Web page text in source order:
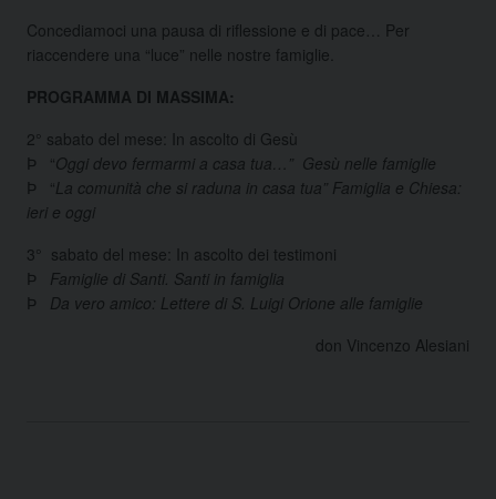
Concediamoci una pausa di riflessione e di pace… Per
riaccendere una “luce” nelle nostre famiglie.
PROGRAMMA DI MASSIMA:
2° sabato del mese: In ascolto di Gesù
Þ “Oggi devo fermarmi a casa tua…” Gesù nelle famiglie
Þ “La comunità che si raduna in casa tua” Famiglia e Chiesa:
ieri e oggi
3° sabato del mese: In ascolto dei testimoni
Þ Famiglie di Santi. Santi in famiglia
Þ Da vero amico: Lettere di S. Luigi Orione alle famiglie
don Vincenzo Alesiani